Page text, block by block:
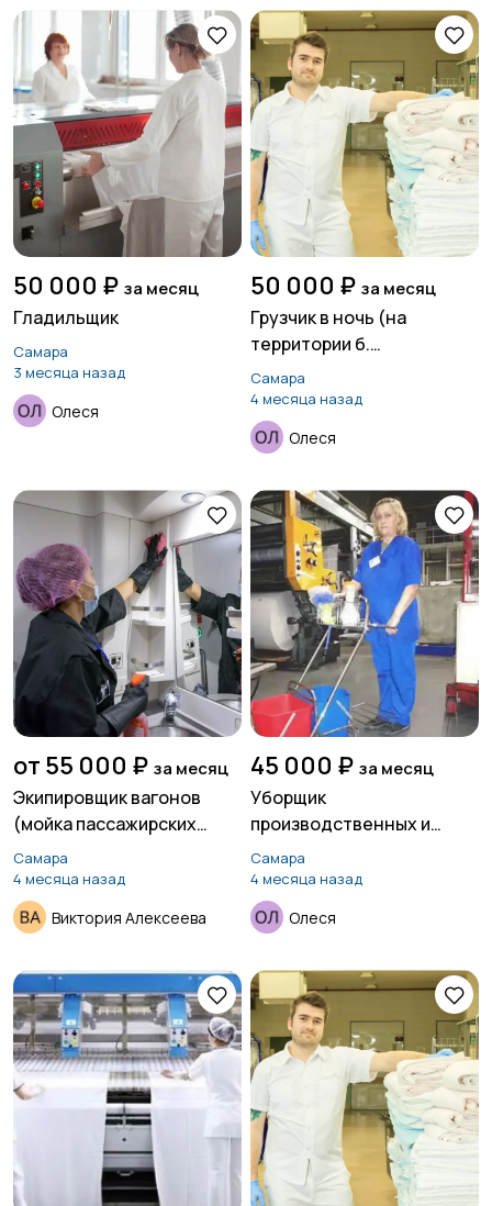
50 000 ₽ за месяц
Гладильщик
Самара
3 месяца назад
Олеся
50 000 ₽ за месяц
Грузчик в ночь (на
территории б.
Середавина)
Самара
4 месяца назад
Олеся
от 55 000 ₽ за месяц
Экипировщик вагонов
(мойка пассажирских
вагонов)
Самара
4 месяца назад
Виктория Алексеева
45 000 ₽ за месяц
Уборщик
производственных и
служебных помещений
Самара
4 месяца назад
Олеся